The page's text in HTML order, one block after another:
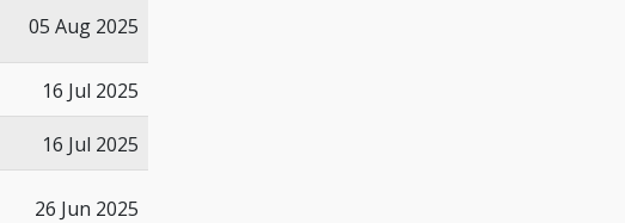
05 Aug 2025
16 Jul 2025
16 Jul 2025
26 Jun 2025